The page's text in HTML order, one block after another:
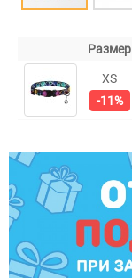
Размер
XS
-11%